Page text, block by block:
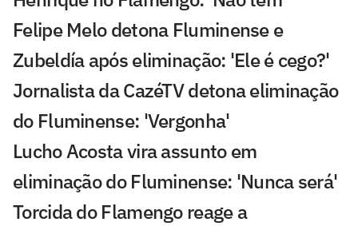
Felipe Melo detona Fluminense e
Zubeldía após eliminação: 'Ele é cego?'
Jornalista da CazéTV detona eliminação
do Fluminense: 'Vergonha'
Lucho Acosta vira assunto em
eliminação do Fluminense: 'Nunca será'
Torcida do Flamengo reage a